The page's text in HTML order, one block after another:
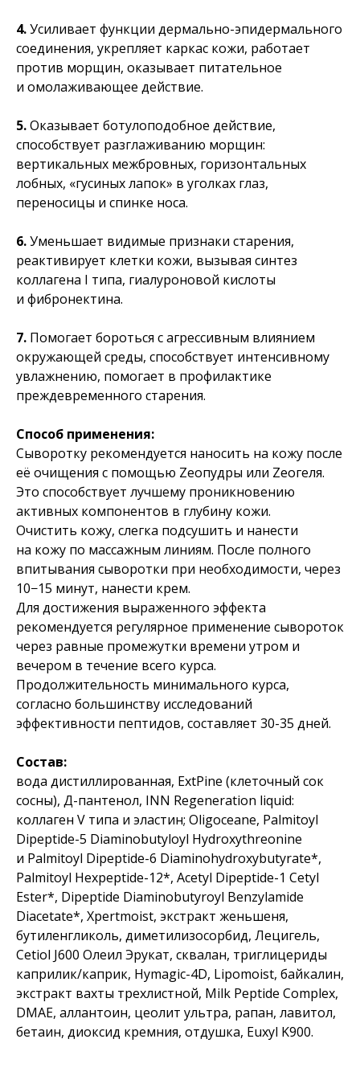
4.Усиливает функции дермально-эпидермального
соединения, укрепляет каркас кожи, работает
против морщин, оказывает питательное
и омолаживающее действие.
5.Оказывает ботулоподобное действие,
способствует разглаживанию морщин:
вертикальных межбровных, горизонтальных
лобных, «гусиных лапок» в уголках глаз,
переносицы и спинке носа.
6.Уменьшает видимые признаки старения,
реактивирует клетки кожи, вызывая синтез
коллагена I типа, гиалуроновой кислоты
и фибронектина.
7. Помогает бороться с агрессивным влиянием
окружающей среды, способствует интенсивному
увлажнению, помогает в профилактике
преждевременного старения.
Способ применения:
Сыворотку рекомендуется наносить на кожу после
её очищения с помощью Zеопудры или Zеогеля.
Это способствует лучшему проникновению
активных компонентов в глубину кожи.
Очистить кожу, слегка подсушить и нанести
на кожу по массажным линиям. После полного
впитывания сыворотки при необходимости, через
10−15 минут, нанести крем.
Для достижения выраженного эффекта
рекомендуется регулярное применение сывороток
через равные промежутки времени утром и
вечером в течение всего курса.
Продолжительность минимального курса,
согласно большинству исследований
эффективности пептидов, составляет 30-35 дней.
Состав:
вода дистиллированная, ExtPine (клеточный сок
сосны), Д-пантенол, INN Regeneration liquid:
коллаген V типа и эластин; Oligoceane, Palmitoyl
Dipeptide-5 Diaminobutyloyl Hydroxythreonine
и Palmitoyl Dipeptide-6 Diaminohydroxybutyrate*,
Palmitoyl Hexpeptide-12*, Acetyl Dipeptide-1 Cetyl
Ester*, Dipeptide Diaminobutyroyl Benzylamide
Diacetate*, Xpertmoist, экстракт женьшеня,
бутиленгликоль, диметилизосорбид, Лецигель,
Cetiol J600 Олеил Эрукат, сквалан, триглицериды
каприлик/каприк, Hymagic-4D, Lipomoist, байкалин,
экстракт вахты трехлистной, Milk Peptide Complex,
DMAE, аллантоин, цеолит ультра, рапан, лавитол,
бетаин, диоксид кремния, отдушка, Euxyl K900.